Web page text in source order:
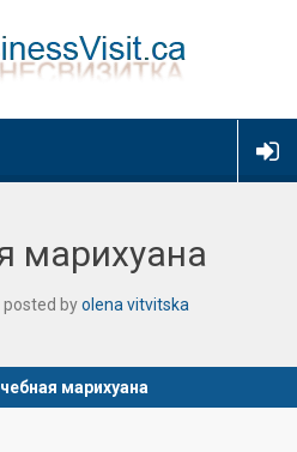
марихуана
posted byolena vitvitska
марихуана